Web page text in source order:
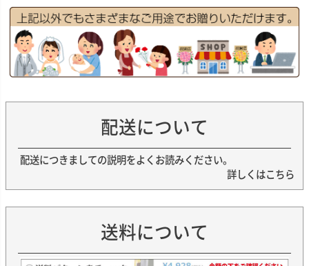
配送について
配送につきましての説明をよくお読みください。
詳しくはこちら
送料について